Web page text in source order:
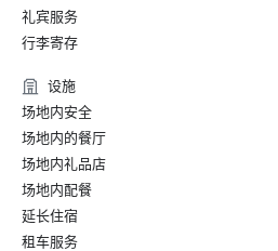
礼宾服务
行李寄存
设施
场地内安全
场地内的餐厅
场地内礼品店
场地内配餐
延长住宿
租车服务